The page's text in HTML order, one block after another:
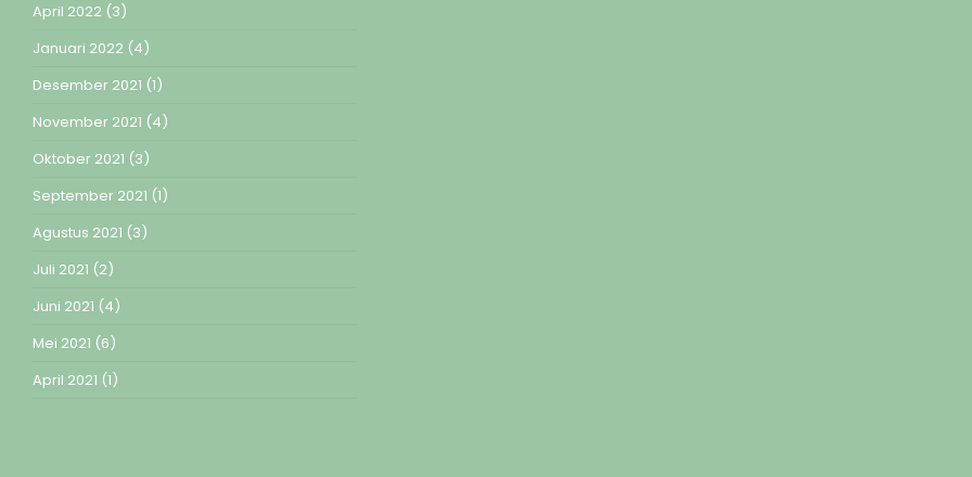
April 2022 (3)
Januari 2022 (4)
Desember 2021 (1)
November 2021 (4)
Oktober 2021 (3)
September 2021 (1)
Agustus 2021 (3)
Juli 2021 (2)
Juni 2021 (4)
Mei 2021 (6)
April 2021 (1)